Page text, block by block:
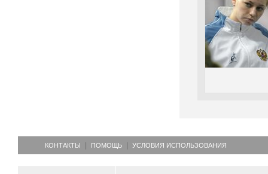
КОНТАКТЫ ПОМОЩЬ УСЛОВИЯ ИСПОЛЬЗОВАНИЯ